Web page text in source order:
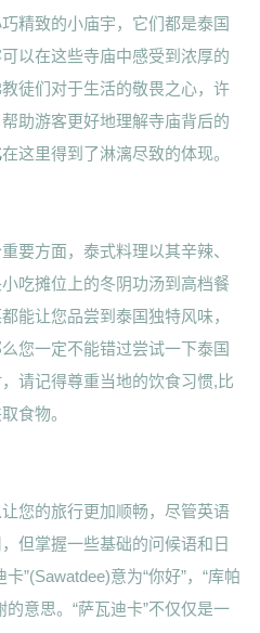
精致的小庙宇，它们都是泰国
以在这些寺庙中感受到浓厚的
徒们对于生活的敬畏之心，许
助游客更好地理解寺庙背后的
在这里得到了淋漓尽致的体现。
要方面，泰式料理以其辛辣、
吃摊位上的冬阴功汤到高档餐
能让您品尝到泰国独特风味，
您一定不能错过尝试一下泰国
请记得尊重当地的饮食习惯,比
食物。
您的旅行更加顺畅，尽管英语
但掌握一些基础的问候语和日
”(Sawatdee)意为“你好”，“库帕
意思。“萨瓦迪卡”不仅仅是一